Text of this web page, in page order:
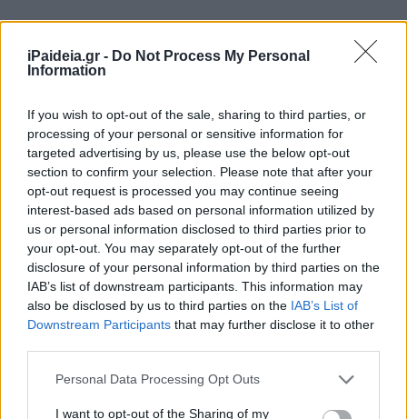
iPaideia.gr - Do Not Process My Personal
Information
If you wish to opt-out of the sale, sharing to third parties, or
processing of your personal or sensitive information for
targeted advertising by us, please use the below opt-out
section to confirm your selection. Please note that after your
opt-out request is processed you may continue seeing
interest-based ads based on personal information utilized by
us or personal information disclosed to third parties prior to
your opt-out. You may separately opt-out of the further
disclosure of your personal information by third parties on the
IAB’s list of downstream participants. This information may
also be disclosed by us to third parties on the IAB’s List of
Downstream Participants that may further disclose it to other
Please note that this website/app uses one or more Google
not limited to your visit or usage behaviour. You may click to
Personal Data Processing Opt Outs
I want to opt-out of the Sharing of my
Το ίδιο άτομο φέρεται να έχει αναλάβει τη διαχείριση
περιφερειακών ιστοσελίδων του κτηματολογίου, που
παρέχουν κάποιες από τις υπηρεσίες του ψηφιακά. Σε
αυτές παραμένει μέχρι και σήμερα διαχειριστής.
Πρόκειται για τις ιστοσελίδες: akinita.gov.gr,
metavoles.ktimatologio.gr, eisigites.ktimatologio.gr και